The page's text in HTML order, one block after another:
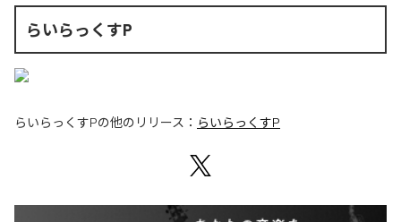
らいらっくすP
らいらっくすPの他のリリース： らいらっくすP